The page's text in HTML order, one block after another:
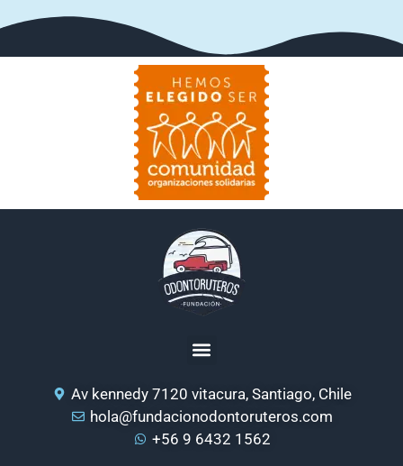
Av kennedy 7120 vitacura, Santiago, Chile
hola@fundacionodontoruteros.com
+56 9 6432 1562